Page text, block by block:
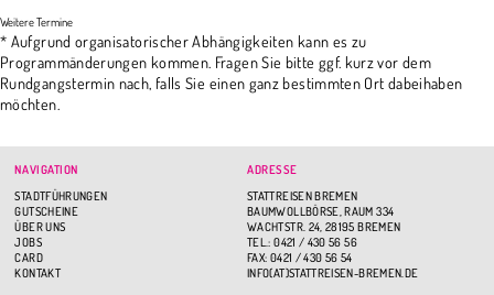
* Aufgrund organisatorischer Abhängigkeiten kann es zu
Programmänderungen kommen. Fragen Sie bitte ggf. kurz vor dem
Rundgangstermin nach, falls Sie einen ganz bestimmten Ort dabeihaben
möchten.
NAVIGATION
STADTFÜHRUNGEN
GUTSCHEINE
ÜBER UNS
JOBS
CARD
KONTAKT
ADRESSE
STATTREISEN BREMEN
BAUMWOLLBÖRSE, RAUM 334
WACHTSTR. 24, 28195 BREMEN
TEL.: 0421 / 430 56 56
FAX: 0421 / 430 56 54
INFO(AT)STATTREISEN-BREMEN.DE